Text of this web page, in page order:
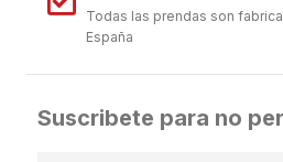
Todas las prendas son
España
Suscribete para no